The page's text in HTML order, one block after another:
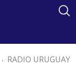
. RADIO URUGUAY